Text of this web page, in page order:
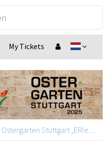
My Tickets
Ostergarten Stuttgart „ERlebt“